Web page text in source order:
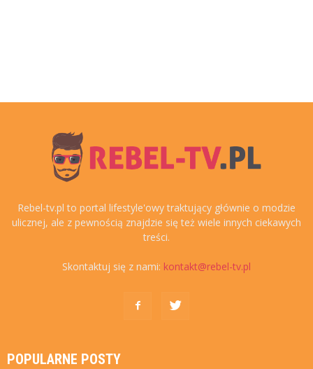
Rebel-tv.pl to portal lifestyle'owy traktujący głównie o modzie
ulicznej, ale z pewnością znajdzie się też wiele innych ciekawych
treści.
Skontaktuj się z nami: kontakt@rebel-tv.pl
POPULARNE POSTY